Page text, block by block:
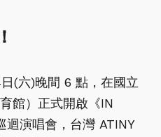
(六)晚間 6 點，在國立
館）正式開啟《IN
迴演唱會，台灣 ATINY